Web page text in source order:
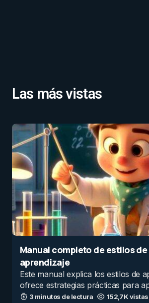
Las más vistas
Manual completo de estilos de
aprendizaje
Este manual explica los estilos de
ofrece estrategias prácticas para
3 minutos de lectura 152,7K vistas